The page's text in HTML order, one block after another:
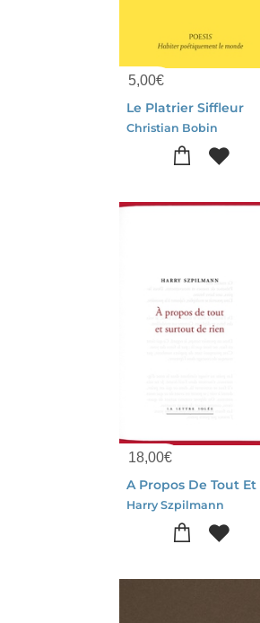
5,00€
Le Platrier Siffleur
Christian Bobin
18,00€
Harry Szpilmann